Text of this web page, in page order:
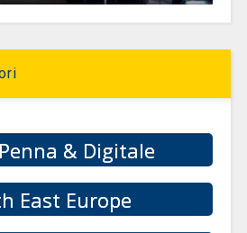
& Digitale
East Europe